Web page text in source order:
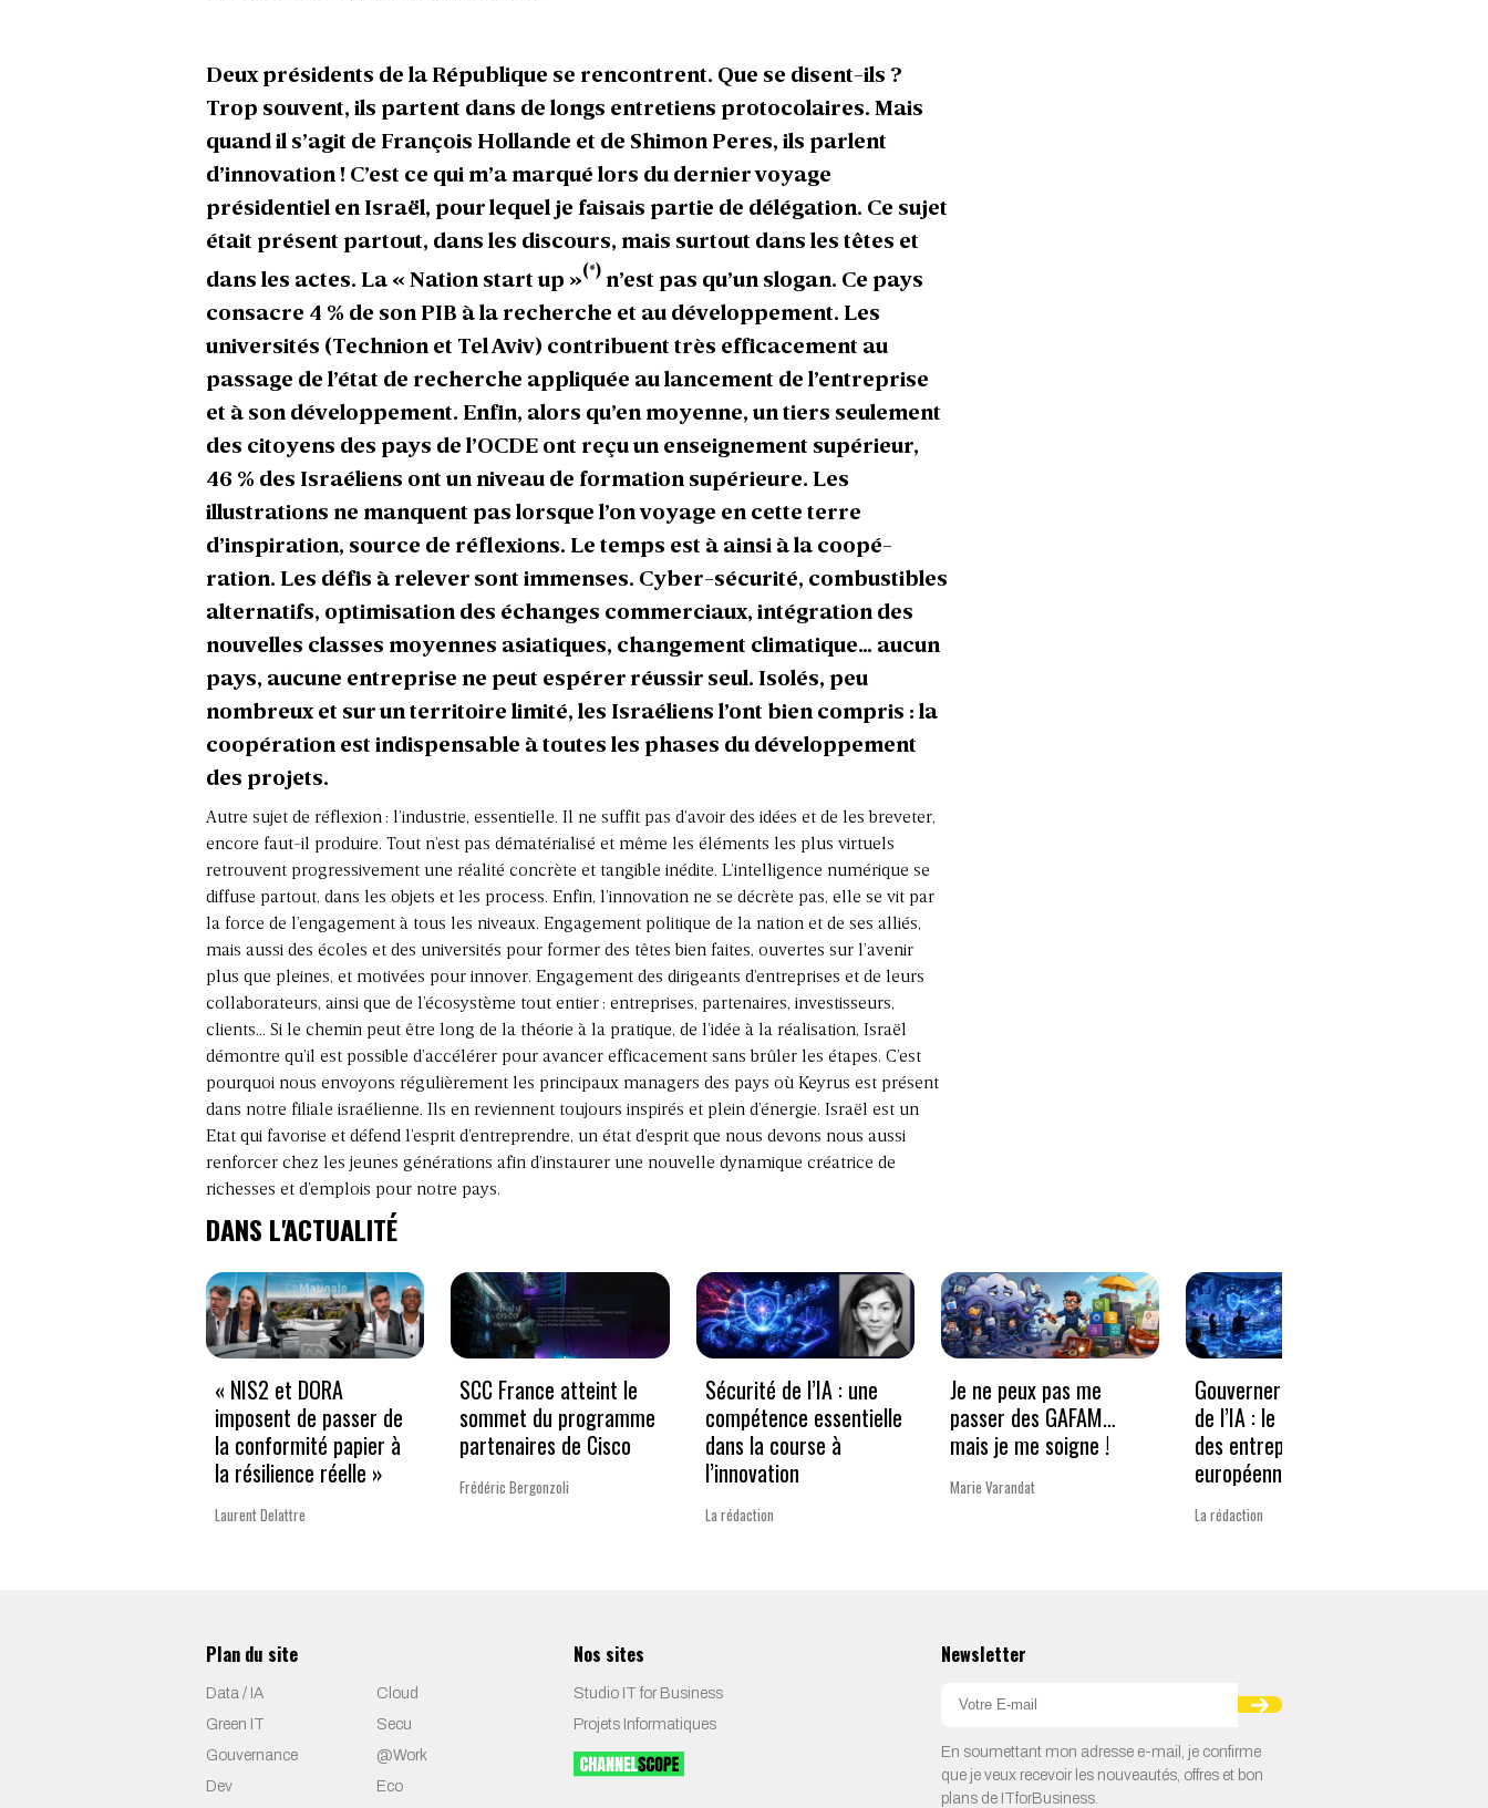
Deux présidents de la République se rencontrent. Que se disent-ils ?
Trop souvent, ils partent dans de longs entretiens protocolaires. Mais
quand il s’agit de François Hollande et de Shimon Peres, ils parlent
d’innovation ! C’est ce qui m’a marqué lors du dernier voyage
présidentiel en Israël, pour lequel je faisais partie de délégation. Ce sujet
était présent partout, dans les discours, mais surtout dans les têtes et
dans les actes. La « Nation start up »(*) n’est pas qu’un slogan. Ce pays
consacre 4 % de son PIB à la recherche et au développement. Les
universités (Technion et Tel Aviv) contribuent très efficacement au
passage de l’état de recherche appliquée au lancement de l’entreprise
et à son développement. Enfin, alors qu’en moyenne, un tiers seulement
des citoyens des pays de l’OCDE ont reçu un enseignement supérieur,
46 % des Israéliens ont un niveau de formation supérieure. Les
illustrations ne manquent pas lorsque l’on voyage en cette terre
d’inspiration, source de réflexions. Le temps est à ainsi à la coopé-
ration. Les défis à relever sont immenses. Cyber-sécurité, combustibles
alternatifs, optimisation des échanges commerciaux, intégration des
nouvelles classes moyennes asiatiques, changement climatique… aucun
pays, aucune entreprise ne peut espérer réussir seul. Isolés, peu
nombreux et sur un territoire limité, les Israéliens l’ont bien compris : la
coopération est indispensable à toutes les phases du développement
des projets.
Autre sujet de réflexion : l’industrie, essentielle. Il ne suffit pas d’avoir des idées et de les breveter,
encore faut-il produire. Tout n’est pas dématérialisé et même les éléments les plus virtuels
retrouvent progressivement une réalité concrète et tangible inédite. L’intelligence numérique se
diffuse partout, dans les objets et les process. Enfin, l’innovation ne se décrète pas, elle se vit par
la force de l’engagement à tous les niveaux. Engagement politique de la nation et de ses alliés,
mais aussi des écoles et des universités pour former des têtes bien faites, ouvertes sur l’avenir
plus que pleines, et motivées pour innover. Engagement des dirigeants d’entreprises et de leurs
collaborateurs, ainsi que de l’écosystème tout entier : entreprises, partenaires, investisseurs,
clients… Si le chemin peut être long de la théorie à la pratique, de l’idée à la réalisation, Israël
démontre qu’il est possible d’accélérer pour avancer efficacement sans brûler les étapes. C’est
pourquoi nous envoyons régulièrement les principaux managers des pays où Keyrus est présent
dans notre filiale israélienne. Ils en reviennent toujours inspirés et plein d’énergie. Israël est un
Etat qui favorise et défend l’esprit d’entreprendre, un état d’esprit que nous devons nous aussi
renforcer chez les jeunes générations afin d’instaurer une nouvelle dynamique créatrice de
richesses et d’emplois pour notre pays.
DANS L'ACTUALITÉ
« NIS2 et DORA
imposent de passer de
la conformité papier à
la résilience réelle »
Laurent Delattre
SCC France atteint le
sommet du programme
partenaires de Cisco
Frédéric Bergonzoli
Sécurité de l’IA : une
compétence essentielle
dans la course à
l’innovation
La rédaction
Je ne peux pas me
passer des GAFAM…
mais je me soigne !
Marie Varandat
Gouverner à la vitesse
de l’IA : le nouveau défi
des entreprises
européennes
La rédaction
Plan du site
Data / IA
Cloud
Green IT
Secu
Gouvernance
@Work
Dev
Eco
Nos sites
Studio IT for Business
Projets Informatiques
Newsletter
En soumettant mon adresse e-mail, je confirme
que je veux recevoir les nouveautés, offres et bon
plans de ITforBusiness.